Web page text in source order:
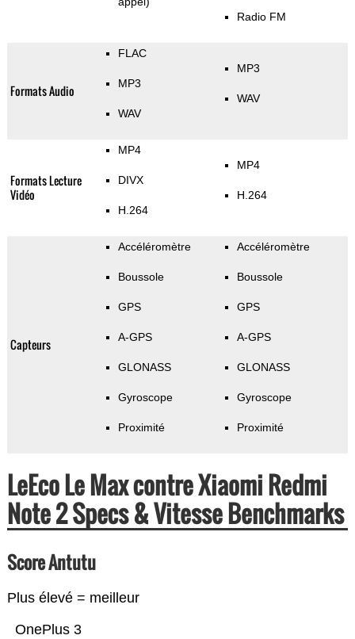
Radio FM
Formats Audio
FLAC
MP3
WAV
MP3
WAV
Formats Lecture
Vidéo
MP4
DIVX
H.264
MP4
H.264
Capteurs
Accéléromètre
Boussole
GPS
A-GPS
GLONASS
Gyroscope
Proximité
Accéléromètre
Boussole
GPS
A-GPS
GLONASS
Gyroscope
Proximité
LeEco Le Max contre Xiaomi Redmi
Note 2 Specs & Vitesse Benchmarks
Score Antutu
Plus élevé = meilleur
OnePlus 3